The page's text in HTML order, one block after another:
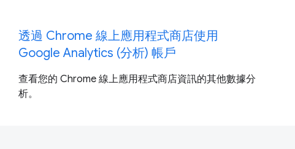
透過 Chrome 線上應用程式商店使用
Google Analytics (分析) 帳戶
查看您的 Chrome 線上應用程式商店資訊的其他數據分
析。